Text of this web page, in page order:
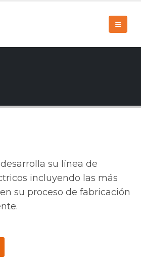
desarrolla su línea de
incluyendo las más
su proceso de fabricación